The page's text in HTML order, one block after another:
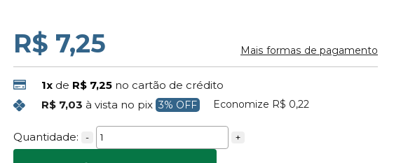
R$ 7,25 Mais formas de pagamento
1x de R$ 7,25 no cartão de crédito
R$ 7,03 à vista no pix 3% OFF Economize R$ 0,22
Quantidade: - +